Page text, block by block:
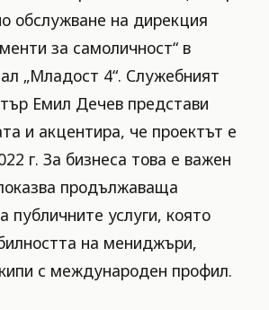
обслужване на дирекция
за самоличност“ в
„Младост 4“. Служебният
Емил Дечев представи
и акцентира, че проектът е
г. За бизнеса това е важен
продължаваща
публичните услуги, която
на мениджъри,
с международен профил.